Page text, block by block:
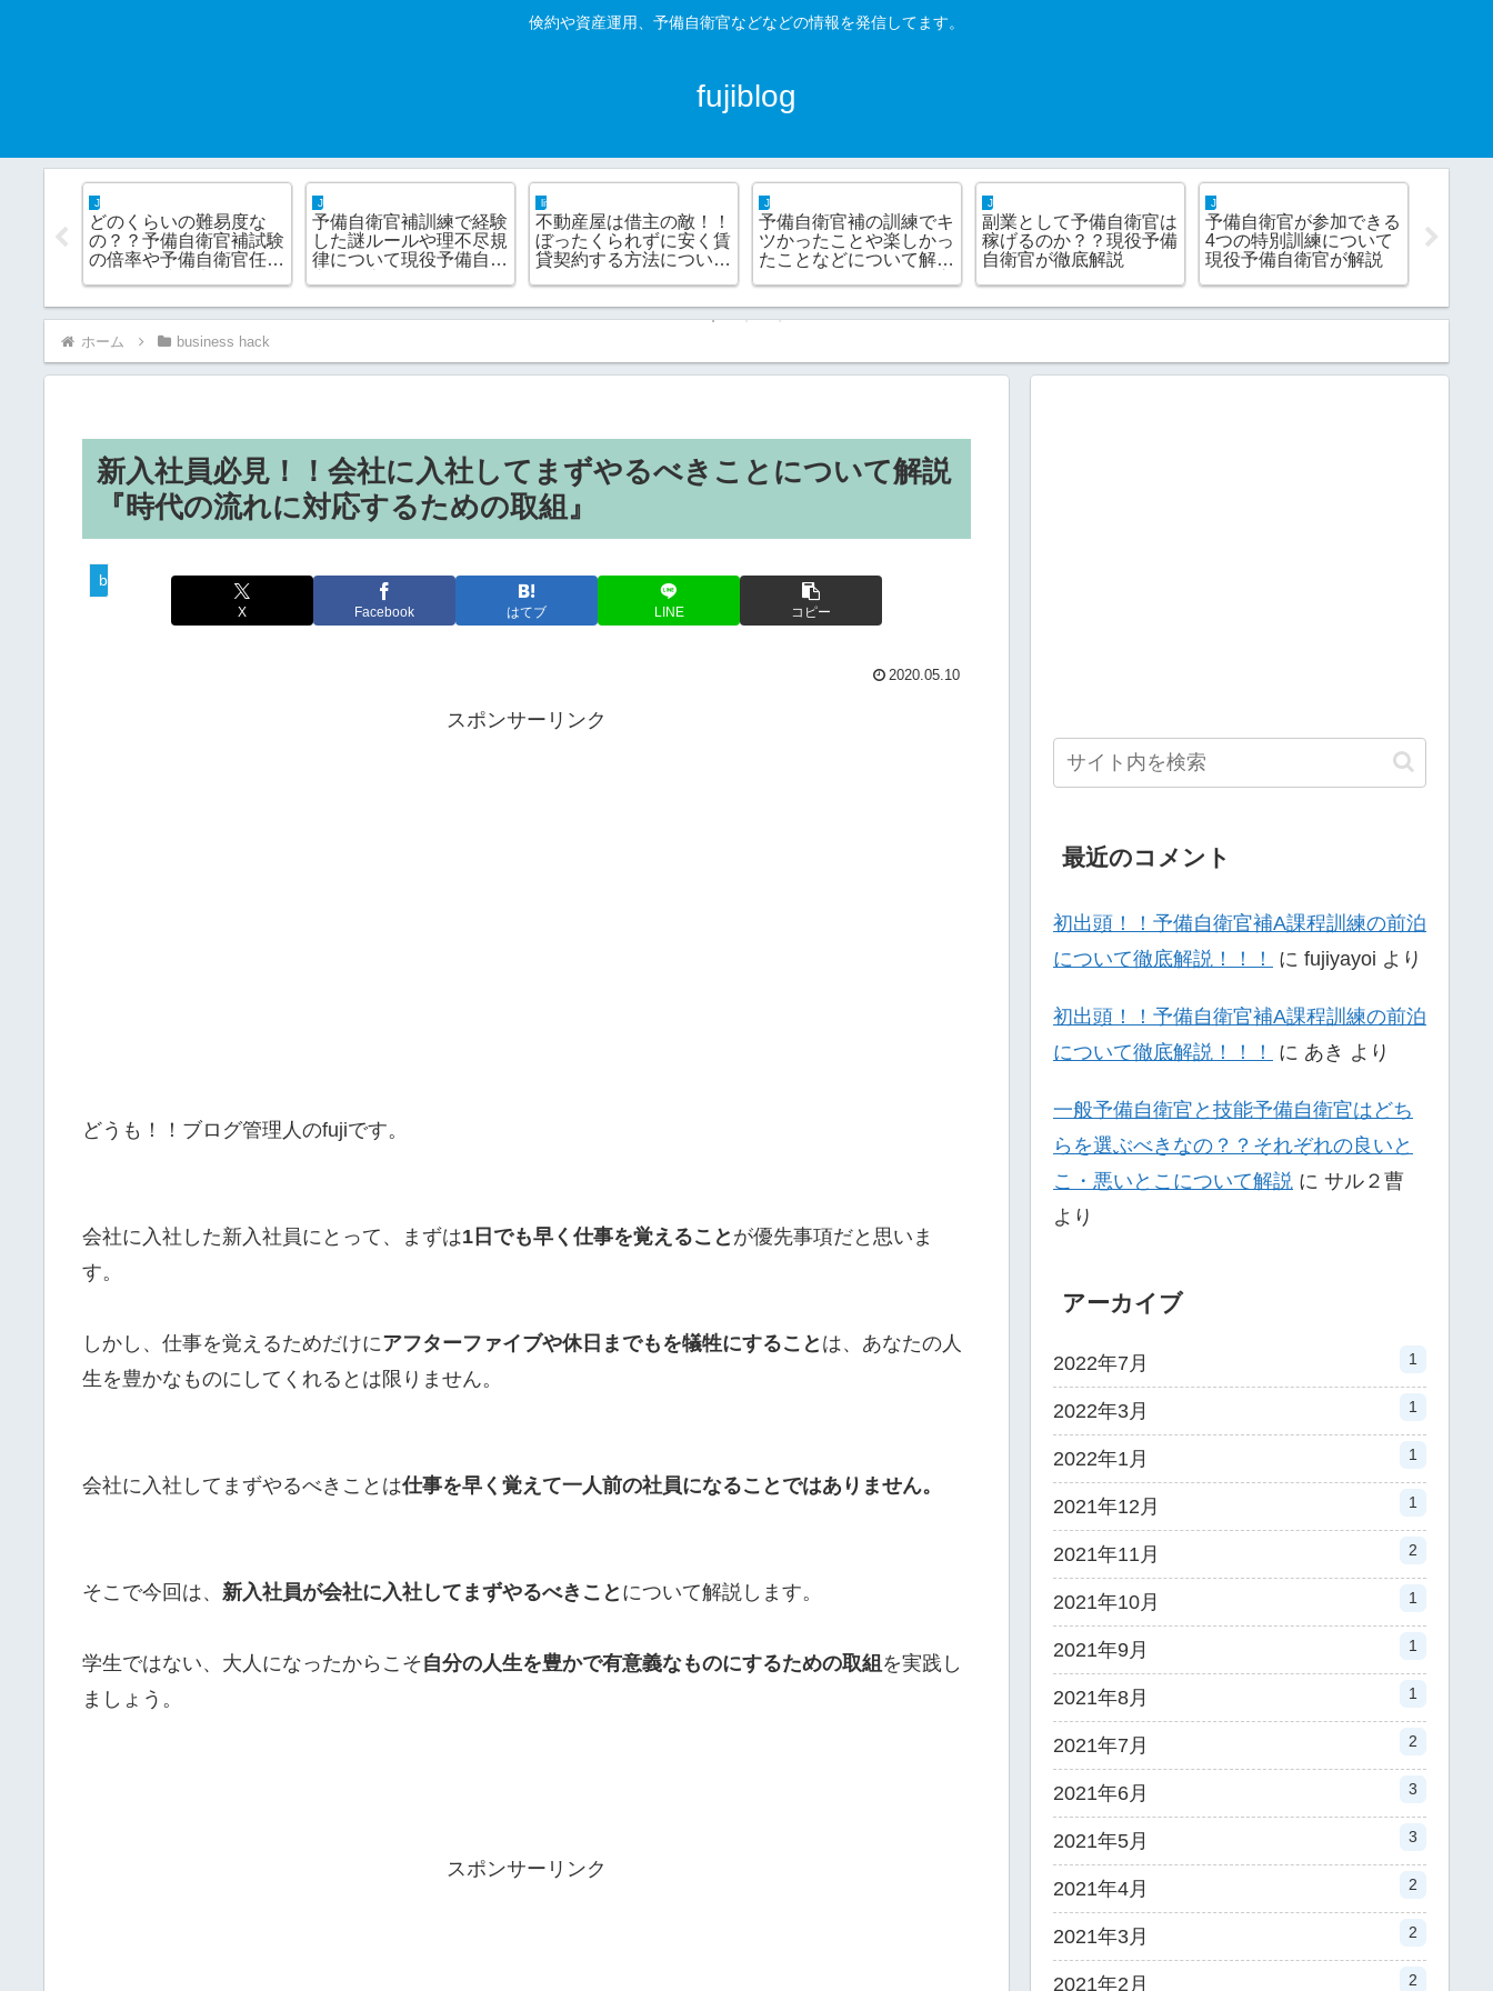
倹約や資産運用、予備自衛官などなどの情報を発信してます。
fujiblog
JSDF hack
一般予備自衛官と技能予
備自衛官はどちらを選ぶ
べきなの？？それぞれの
JSDF hack
これさえあれば大丈
夫！！予備自衛官補訓練
を快適に送るための持ち
business hack
会社での電話対応は無駄
だらけ！！取次ぎロスに
よる生産性低下の改善こ
JSDF hack
覚えるのが大変！！予備
自衛官補訓練での4つの
役職や号令について解説
coffee break
家系ラーメン『魂心家』
の魅力について熱く語り
ます！！
life hack
断言します。同窓会に行
く価値は1ミリもありま
せん！！
あるあ
ホーム business hack
新入社員必見！！会社に入社してまずやるべきことについて解説
『時代の流れに対応するための取組』
business hack
X Facebook はてブ LINE コピー
2020.05.10
スポンサーリンク
どうも！！ブログ管理人のfujiです。
会社に入社した新入社員にとって、まずは1日でも早く仕事を覚えること が優先事項だと思いま
す。
しかし、仕事を覚えるためだけにアフターファイブや休日までもを犠牲にすること は、あなたの人
生を豊かなものにしてくれるとは限りません。
会社に入社してまずやるべきことは仕事を早く覚えて一人前の社員になることではありません。
そこで今回は、 新入社員が会社に入社してまずやるべきこと について解説します。
学生ではない、大人になったからこそ自分の人生を豊かで有意義なものにするための取組 を実践し
ましょう。
スポンサーリンク
最近のコメント
初出頭！！予備自衛官補A課程訓練の前泊
について徹底解説！！！
に fujiyayoi より
初出頭！！予備自衛官補A課程訓練の前泊
について徹底解説！！！
に あき より
一般予備自衛官と技能予備自衛官はどち
らを選ぶべきなの？？それぞれの良いと
こ・悪いとこについて解説 に サル２曹
より
アーカイブ
2022年7月 1
2022年3月 1
2022年1月 1
2021年12月 1
2021年11月 2
2021年10月 1
2021年9月 1
2021年8月 1
2021年7月 2
2021年6月 3
2021年5月 3
2021年4月 2
2021年3月 2
2021年2月 2